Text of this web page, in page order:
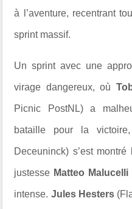
à l’aventure, recentrant
sprint massif.
Un sprint avec une
virage dangereux, où
Picnic PostNL) a
bataille pour la
Deceuninck) s’est
justesse Matteo Malucelli
intense. Jules Hesters